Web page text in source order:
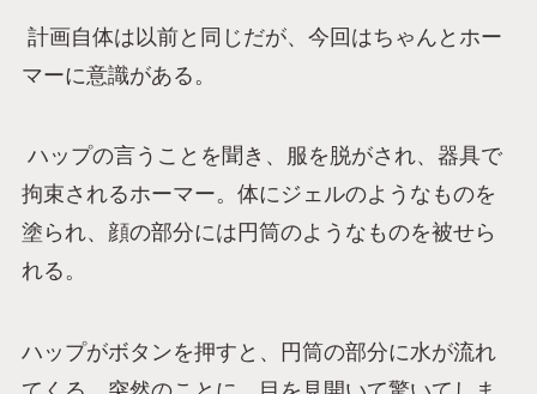
計画自体は以前と同じだが、今回はちゃんとホー
マーに意識がある。
ハップの言うことを聞き、服を脱がされ、器具で
拘束されるホーマー。体にジェルのようなものを
塗られ、顔の部分には円筒のようなものを被せら
れる。
ハップがボタンを押すと、円筒の部分に水が流れ